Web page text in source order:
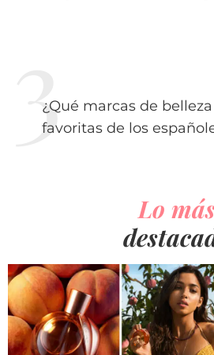
¿Qué marcas de
favoritas de los
Lo